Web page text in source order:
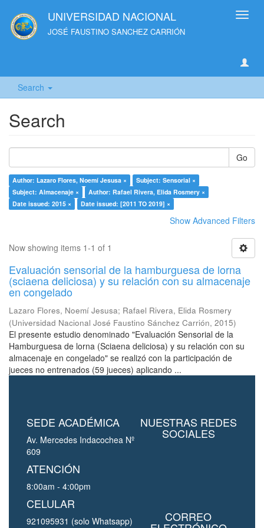
UNIVERSIDAD NACIONAL
JOSÉ FAUSTINO SANCHEZ CARRIÓN
Search
Search
Go
Author: Lazaro Flores, Noemí Jesusa ×
Subject: Sensorial ×
Subject: Almacenaje ×
Author: Rafael Rivera, Elida Rosmery ×
Date issued: 2015 ×
Date issued: [2011 TO 2019] ×
Show Advanced Filters
Now showing items 1-1 of 1
Evaluación sensorial de la hamburguesa de lorna
(sciaena deliciosa) y su relación con su almacenaje
en congelado
Lazaro Flores, Noemí Jesusa; Rafael Rivera, Elida Rosmery
(Universidad Nacional José Faustino Sánchez Carrión, 2015)
El presente estudio denominado "Evaluación Sensorial de la
Hamburguesa de lorna (Sciaena deliciosa) y su relación con su
almacenaje en congelado" se realizó con la participación de
jueces no entrenados (59 jueces) aplicando ...
SEDE ACADÉMICA
Av. Mercedes Indacochea Nº
609
ATENCIÓN
8:00am - 4:00pm
CELULAR
921095931 (solo Whatsapp)
NUESTRAS REDES
SOCIALES
CORREO